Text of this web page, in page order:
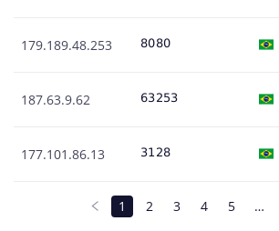
179.189.48.253
187.63.9.62
177.101.86.13
1 2 3 4 5 …